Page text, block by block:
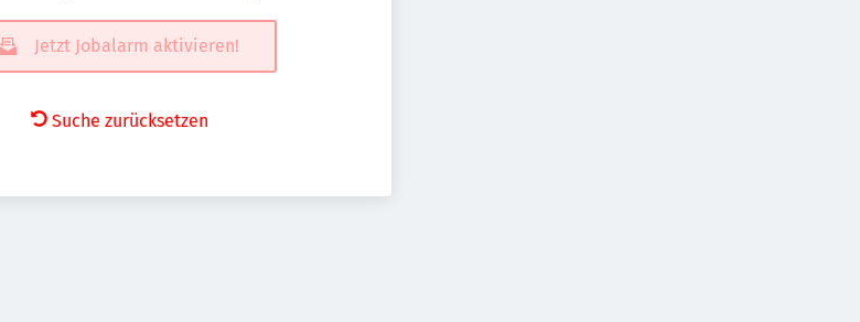
Jetzt Jobalarm aktivieren!
Suche zurücksetzen